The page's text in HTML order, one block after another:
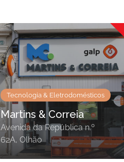
Tecnologia & Eletrodomésticos
Martins & Correia
Avenida da República n.º
62A, Olhão